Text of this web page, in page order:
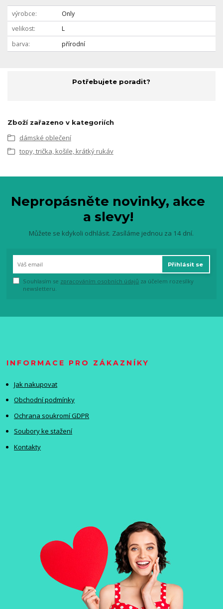
výrobce
Only
velikost
L
barva
přírodní
Potřebujete poradit?
Zboží zařazeno v kategoriích
dámské oblečení
topy, trička, košile, krátký rukáv
Nepropásněte novinky, akce
a slevy!
Můžete se kdykoli odhlásit. Zasíláme jednou za 14 dní.
Přihlásit se
Souhlasím se zpracováním osobních údajů za účelem rozesílky
newsletteru.
INFORMACE PRO ZÁKAZNÍKY
Jak nakupovat
Obchodní podmínky
Ochrana soukromí GDPR
Soubory ke stažení
Kontakty